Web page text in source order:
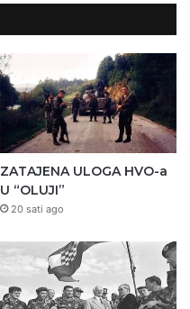
ZATAJENA ULOGA HVO-a
U “OLUJI”
20 sati ago